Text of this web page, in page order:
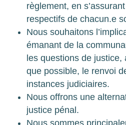
règlement, en
respectifs de chacun.e
Nous souhaitons
émanant de la
les questions de justice,
que possible, le renvoi
instances judiciaires.
Nous offrons une
justice pénal.
Nous sommes